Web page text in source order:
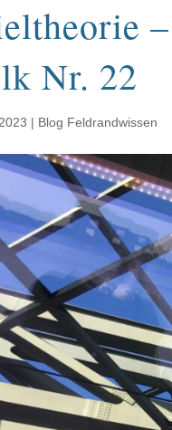
Nr. 22
| Blog Feldrandwissen